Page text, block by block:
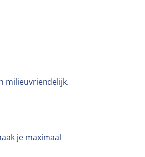
milieuvriendelijk.
je maximaal